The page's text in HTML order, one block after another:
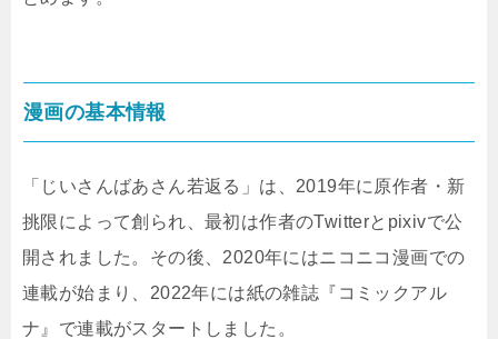
漫画の基本情報
「じいさんばあさん若返る」は、2019年に原作者・新
挑限によって創られ、最初は作者のTwitterとpixivで公
開されました。その後、2020年にはニコニコ漫画での
連載が始まり、2022年には紙の雑誌『コミックアル
ナ』で連載がスタートしました。